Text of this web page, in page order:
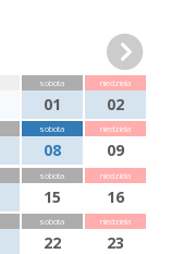
sobota
01
niedziela
02
sobota
08
niedziela
09
sobota
15
niedziela
16
sobota
22
niedziela
23